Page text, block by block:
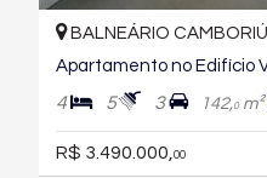
BALNEÁRIO
Apartamento no Edifício
4 5 3 142,0m²
R$ 3.490.000, 00